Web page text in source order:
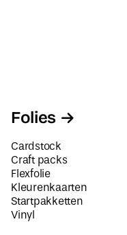
Folies
Cardstock
Craft packs
Flexfolie
Kleurenkaarten
Startpakketten
Vinyl